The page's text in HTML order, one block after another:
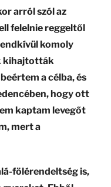
arról szól az
felelnie reggeltől
komoly
kihajtották
a célba, és
hogy ott
kaptam levegőt
mert a
fölérendeltség is,